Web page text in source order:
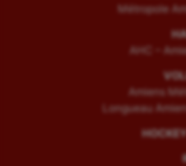
Métropole
AHC –
Amiens
Longueau